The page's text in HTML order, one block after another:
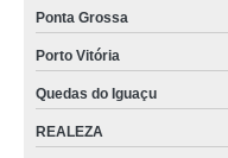
Ponta Grossa
Porto Vitória
Quedas do Iguaçu
REALEZA